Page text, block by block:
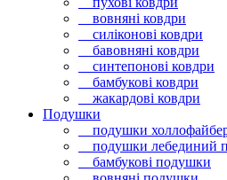
вовняні ковдри
силіконові ковдри
бавовняні ковдри
синтепонові ковдри
бамбукові ковдри
жакардові ковдри
Подушки
подушки
подушки лебединий
бамбукові подушки